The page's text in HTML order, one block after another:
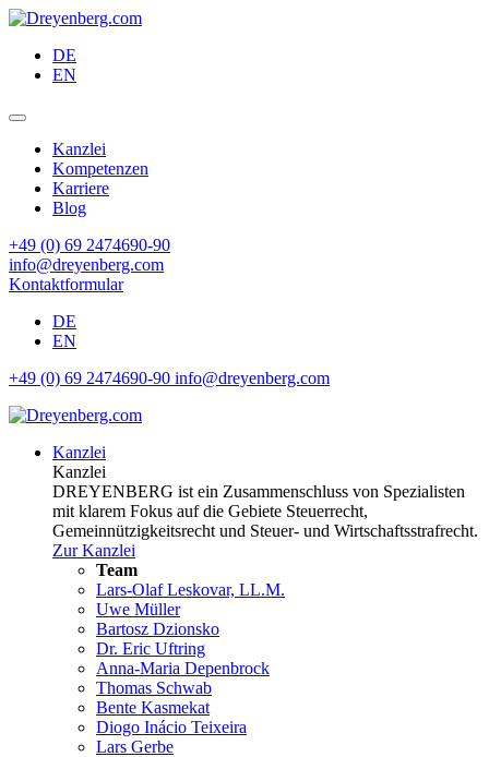
DE
EN
Kanzlei
Kompetenzen
Karriere
Blog
+49 (0) 69 2474690-90
info@dreyenberg.com
Kontaktformular
DE
EN
+49 (0) 69 2474690-90 info@dreyenberg.com
Kanzlei
Kanzlei
DREYENBERG ist ein Zusammenschluss von Spezialisten
mit klarem Fokus auf die Gebiete Steuerrecht,
Gemeinnützigkeitsrecht und Steuer- und Wirtschaftsstrafrecht.
Zur Kanzlei
Team
Lars-Olaf Leskovar, LL.M.
Uwe Müller
Bartosz Dzionsko
Dr. Eric Uftring
Anna-Maria Depenbrock
Thomas Schwab
Bente Kasmekat
Diogo Inácio Teixeira
Lars Gerbe